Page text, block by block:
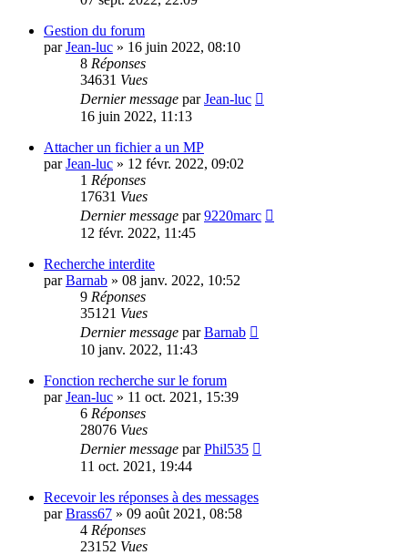
Gestion du forum
parJean-luc » 16 juin 2022, 08:10
8 Réponses
34631 Vues
Dernier message parJean-luc
16 juin 2022, 11:13
Attacher un fichier a un MP
parJean-luc » 12 févr. 2022, 09:02
1 Réponses
17631 Vues
Dernier message par9220marc
12 févr. 2022, 11:45
Recherche interdite
parBarnab » 08 janv. 2022, 10:52
9 Réponses
35121 Vues
Dernier message parBarnab
10 janv. 2022, 11:43
Fonction recherche sur le forum
parJean-luc » 11 oct. 2021, 15:39
6 Réponses
28076 Vues
Dernier message parPhil535
11 oct. 2021, 19:44
Recevoir les réponses à des messages
parBrass67 » 09 août 2021, 08:58
4 Réponses
23152 Vues